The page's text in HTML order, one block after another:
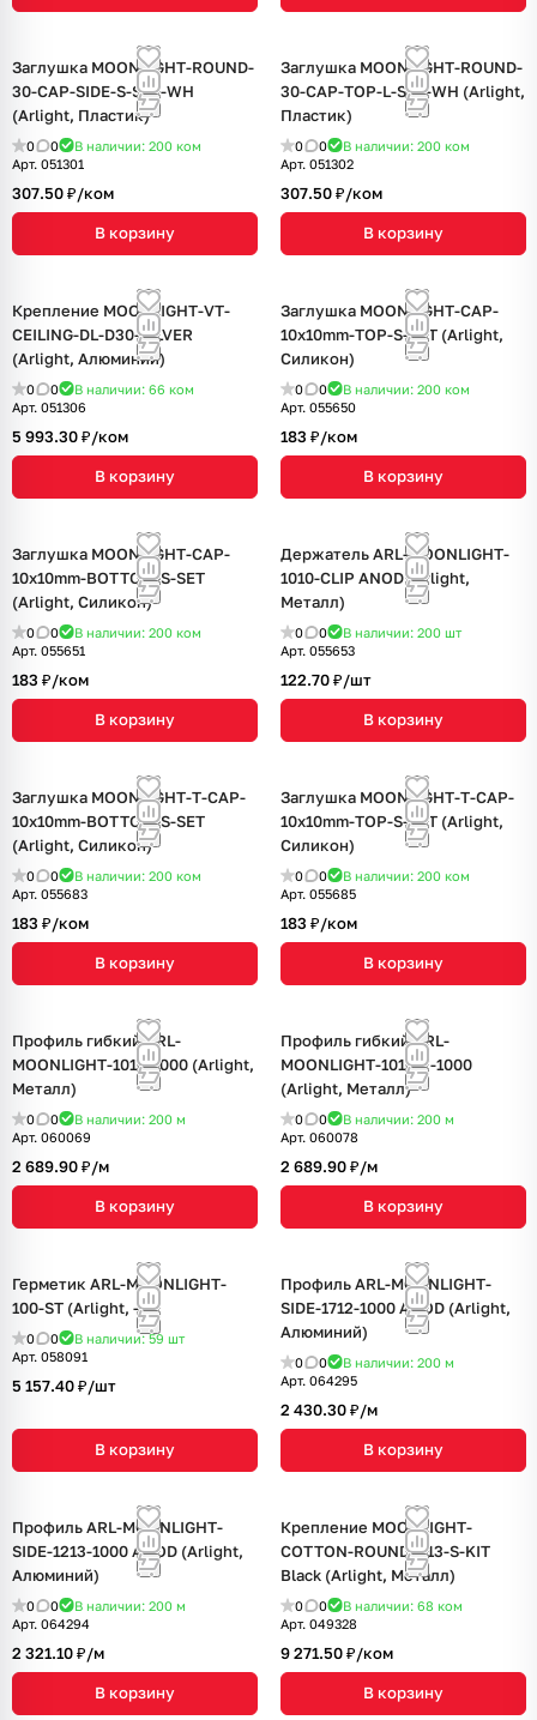
Заглушка MOONLIGHT-ROUND-
30-CAP-SIDE-S-SET-WH
(Arlight, Пластик)
0 0 В наличии: 200 ком
Арт. 051301
307.50 ₽/ком
В корзину
Заглушка MOONLIGHT-ROUND-
30-CAP-TOP-L-SET-WH (Arlight,
Пластик)
0 0 В наличии: 200 ком
Арт. 051302
307.50 ₽/ком
В корзину
Крепление MOONLIGHT-VT-
CEILING-DL-D30-SILVER
(Arlight, Алюминий)
0 0 В наличии: 66 ком
Арт. 051306
5 993.30 ₽/ком
В корзину
Заглушка MOONLIGHT-CAP-
10x10mm-TOP-S-SET (Arlight,
Силикон)
0 0 В наличии: 200 ком
Арт. 055650
183 ₽/ком
В корзину
Заглушка MOONLIGHT-CAP-
10x10mm-BOTTOM-S-SET
(Arlight, Силикон)
0 0 В наличии: 200 ком
Арт. 055651
183 ₽/ком
В корзину
Держатель ARL-MOONLIGHT-
1010-CLIP ANOD (Arlight,
Металл)
0 0 В наличии: 200 шт
Арт. 055653
122.70 ₽/шт
В корзину
Заглушка MOONLIGHT-T-CAP-
10x10mm-BOTTOM-S-SET
(Arlight, Силикон)
0 0 В наличии: 200 ком
Арт. 055683
183 ₽/ком
В корзину
Заглушка MOONLIGHT-T-CAP-
10x10mm-TOP-S-SET (Arlight,
Силикон)
0 0 В наличии: 200 ком
Арт. 055685
183 ₽/ком
В корзину
Профиль гибкий ARL-
MOONLIGHT-1010-1000 (Arlight,
Металл)
0 0 В наличии: 200 м
Арт. 060069
2 689.90 ₽/м
В корзину
Профиль гибкий ARL-
MOONLIGHT-1010-T-1000
(Arlight, Металл)
0 0 В наличии: 200 м
Арт. 060078
2 689.90 ₽/м
В корзину
Герметик ARL-MOONLIGHT-
100-ST (Arlight, -)
0 0 В наличии: 59 шт
Арт. 058091
5 157.40 ₽/шт
В корзину
Профиль ARL-MOONLIGHT-
SIDE-1712-1000 ANOD (Arlight,
Алюминий)
0 0 В наличии: 200 м
Арт. 064295
2 430.30 ₽/м
В корзину
Профиль ARL-MOONLIGHT-
SIDE-1213-1000 ANOD (Arlight,
Алюминий)
0 0 В наличии: 200 м
Арт. 064294
2 321.10 ₽/м
В корзину
Крепление MOONLIGHT-
COTTON-ROUND-D13-S-KIT
Black (Arlight, Металл)
0 0 В наличии: 68 ком
Арт. 049328
9 271.50 ₽/ком
В корзину